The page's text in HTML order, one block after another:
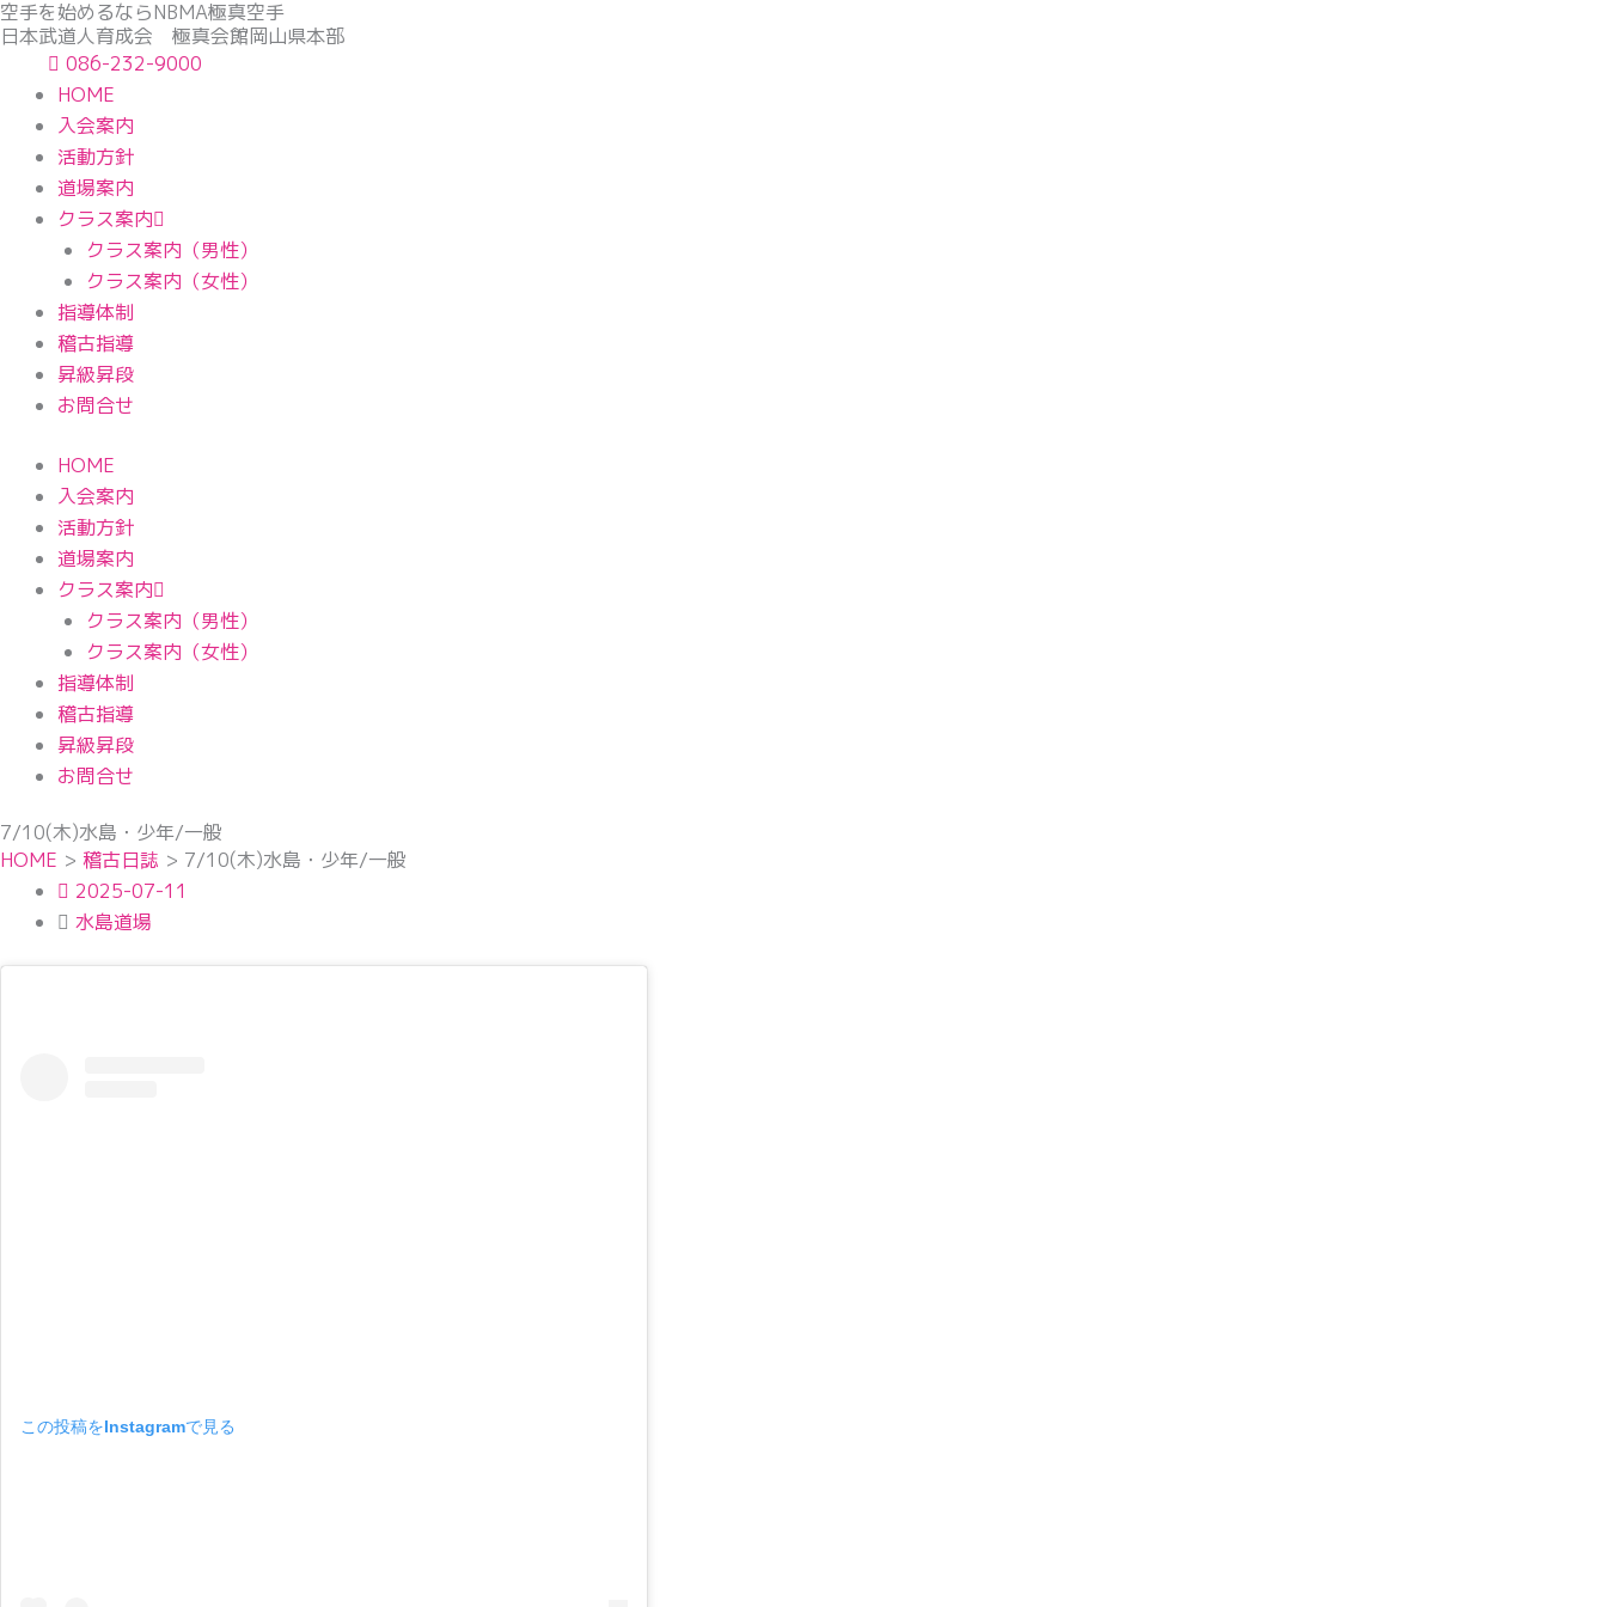
内
容
空手を始めるならNBМA極真空手
日本武道人育成会 極真会館岡山県本部
086-232-9000
HOME
入会案内
活動方針
道場案内
クラス案内
クラス案内（男性）
クラス案内（女性）
指導体制
稽古指導
昇級昇段
お問合せ
HOME
入会案内
活動方針
道場案内
クラス案内
クラス案内（男性）
クラス案内（女性）
指導体制
稽古指導
昇級昇段
お問合せ
7/10(木)水島・少年/一般
HOME > 稽古日誌 > 7/10(木)水島・少年/一般
2025-07-11
水島道場
この投稿をInstagramで見る